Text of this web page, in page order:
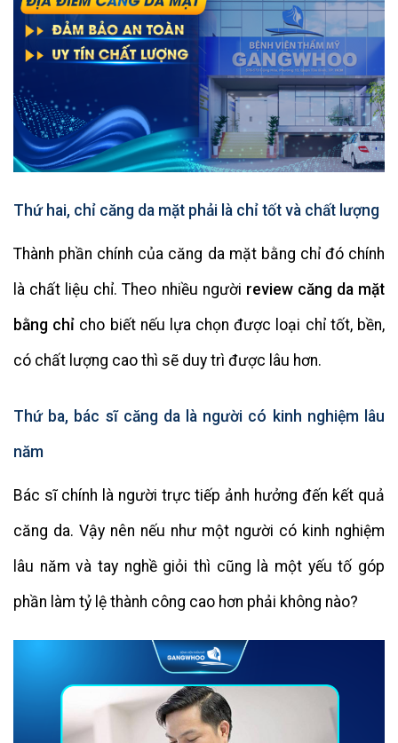
Thứ hai, chỉ căng da mặt phải là chỉ tốt và chất lượng
Thành phần chính của căng da mặt bằng chỉ đó chính
là chất liệu chỉ. Theo nhiều người review căng da mặt
bằng chỉ cho biết nếu lựa chọn được loại chỉ tốt, bền,
có chất lượng cao thì sẽ duy trì được lâu hơn.
Thứ ba, bác sĩ căng da là người có kinh nghiệm lâu
năm
Bác sĩ chính là người trực tiếp ảnh hưởng đến kết quả
căng da. Vậy nên nếu như một người có kinh nghiệm
lâu năm và tay nghề giỏi thì cũng là một yếu tố góp
phần làm tỷ lệ thành công cao hơn phải không nào?